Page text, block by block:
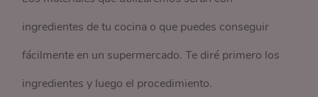
ingredientes de tu cocina o que puedes conseguir
fácilmente en un supermercado. Te diré primero los
ingredientes y luego el procedimiento.